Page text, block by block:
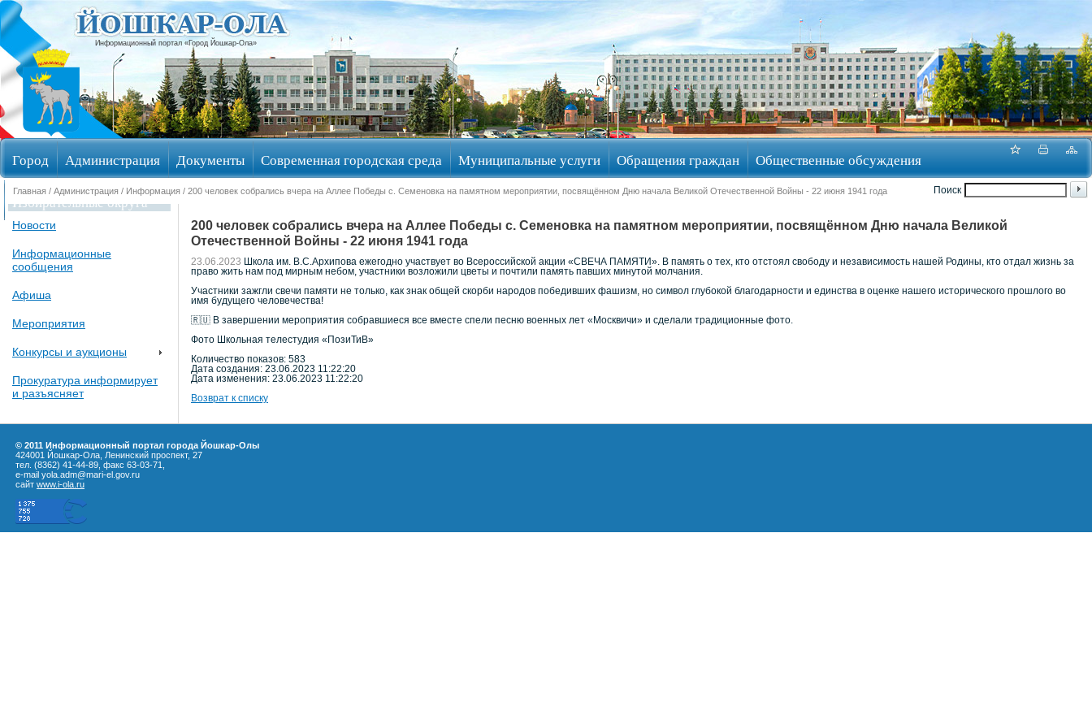
Информационный портал «Город Йошкар-Ола»
Город Администрация Документы Современная городская среда Муниципальные услуги Обращения граждан Общественные обсуждения
Избирательные округа
Поиск
Главная / Администрация / Информация / 200 человек собрались вчера на Аллее Победы с. Семеновка на памятном мероприятии, посвящённом Дню начала Великой Отечественной Войны - 22 июня 1941 года
Новости
Информационные
сообщения
Афиша
Мероприятия
Конкурсы и аукционы
Прокуратура информирует
и разъясняет
200 человек собрались вчера на Аллее Победы с. Семеновка на памятном мероприятии, посвящённом Дню начала Великой
Отечественной Войны - 22 июня 1941 года
23.06.2023 Школа им. В.С.Архипова ежегодно участвует во Всероссийской акции «СВЕЧА ПАМЯТИ». В память о тех, кто отстоял свободу и независимость нашей Родины, кто отдал жизнь за
право жить нам под мирным небом, участники возложили цветы и почтили память павших минутой молчания.
Участники зажгли свечи памяти не только, как знак общей скорби народов победивших фашизм, но символ глубокой благодарности и единства в оценке нашего исторического прошлого во
имя будущего человечества!
🇷🇺 В завершении мероприятия собравшиеся все вместе спели песню военных лет «Москвичи» и сделали традиционные фото.
Фото Школьная телестудия «ПозиТиВ»
Количество показов: 583
Дата создания: 23.06.2023 11:22:20
Дата изменения: 23.06.2023 11:22:20
Возврат к списку
© 2011 Информационный портал города Йошкар-Олы
424001 Йошкар-Ола, Ленинский проспект, 27
тел. (8362) 41-44-89, факс 63-03-71,
e-mail yola.adm@mari-el.gov.ru
сайт www.i-ola.ru